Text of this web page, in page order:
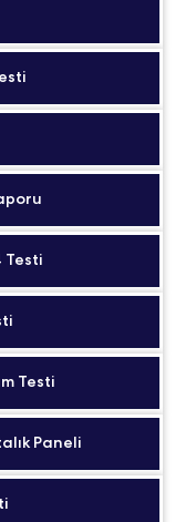
Testi
Testi
Paneli